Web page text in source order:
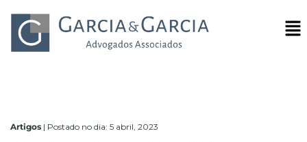
Artigos | Postado no dia: 5 abril, 2023